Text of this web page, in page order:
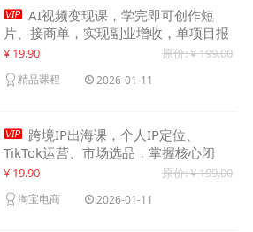
 AI视频变现课，学完即可创作短
片、接商单，实现副业增收，单项目报
价可达千元
¥ 19.90 原价: ¥ 199.00
精品课程 2026-01-11
 跨境IP出海课，个人IP定位、
TikTok运营、市场选品，掌握核心闭
环，实现月入1万美金+
¥ 19.90 原价: ¥ 199.00
淘宝电商 2026-01-11